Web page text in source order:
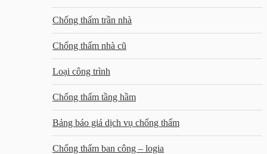
Chống thấm trần nhà
Chống thấm nhà cũ
Loại công trình
Chống thấm tầng hầm
Bảng báo giá dịch vụ chống thấm
Chống thấm ban công – logia